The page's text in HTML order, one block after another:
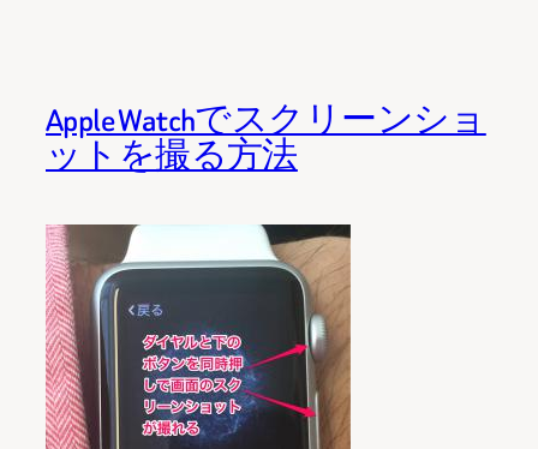
Apple Watchでスクリーンショ
ットを撮る方法